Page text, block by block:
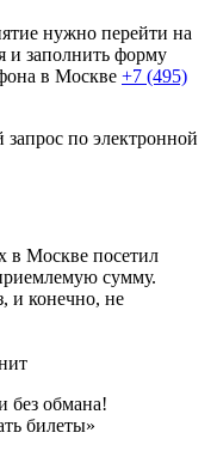
нужно перейти на
и заполнить форму
в Москве +7 (495)
по электронной
в Москве посетил
сумму.
и конечно, не
без обмана!
билеты»